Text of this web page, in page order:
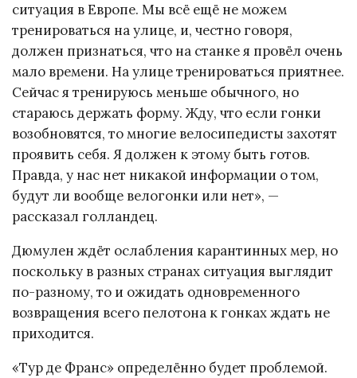
ситуация в Европе. Мы всё ещё не можем
тренироваться на улице, и, честно говоря,
должен признаться, что на станке я провёл очень
мало времени. На улице тренироваться приятнее.
Сейчас я тренируюсь меньше обычного, но
стараюсь держать форму. Жду, что если гонки
возобновятся, то многие велосипедисты захотят
проявить себя. Я должен к этому быть готов.
Правда, у нас нет никакой информации о том,
будут ли вообще велогонки или нет», —
рассказал голландец.
Дюмулен ждёт ослабления карантинных мер, но
поскольку в разных странах ситуация выглядит
по-разному, то и ожидать одновременного
возвращения всего пелотона к гонках ждать не
приходится.
«Тур де Франс» определённо будет проблемой.